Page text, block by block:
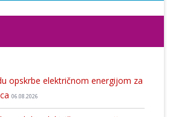
opskrbe električnom energijom za
06.08.2026